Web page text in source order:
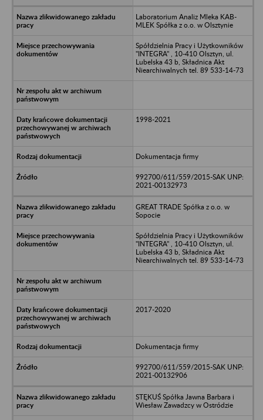
Laboratorium Analiz Mleka KAB-
MLEK Spółka z o.o. w Olsztynie
Spółdzielnia Pracy i Użytkowników
"INTEGRA" , 10-410 Olsztyn, ul.
Lubelska 43 b, Składnica Akt
Niearchiwalnych tel. 89 533-14-73
1998-2021
Dokumentacja firmy
992700/611/559/2015-SAK UNP:
2021-00132973
GREAT TRADE Spółka z o.o. w
Sopocie
Spółdzielnia Pracy i Użytkowników
"INTEGRA" , 10-410 Olsztyn, ul.
Lubelska 43 b, Składnica Akt
Niearchiwalnych tel. 89 533-14-73
2017-2020
Dokumentacja firmy
992700/611/559/2015-SAK UNP:
2021-00132906
STĘKUŚ Spółka Jawna Barbara i
Wiesław Zawadzcy w Ostródzie